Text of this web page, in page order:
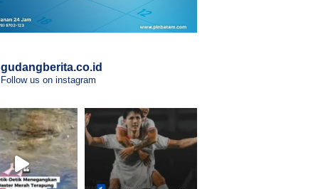
gudangberita.co.id
Follow us on instagram